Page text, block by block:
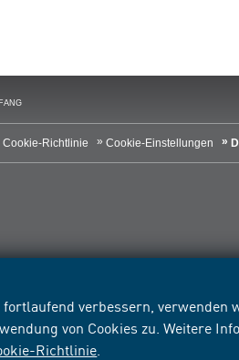
verbessern, verwenden
von Cookies zu. Weitere
Richtlinie
Cookie-Richtlinie Cookie-Einstellungen